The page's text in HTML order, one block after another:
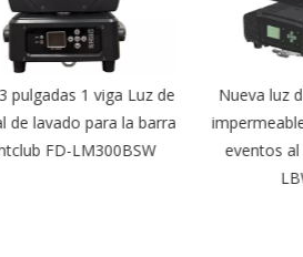
pulgadas 1 viga Luz de
de lavado para la barra
FD-LM300BSW
Nueva luz
eventos al